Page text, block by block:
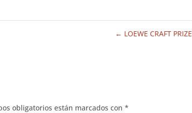
← LOEWE CRAFT PRIZE
obligatorios están marcados con*